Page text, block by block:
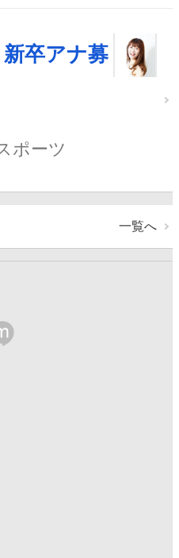
卒アナ募
ポーツ
一覧へ